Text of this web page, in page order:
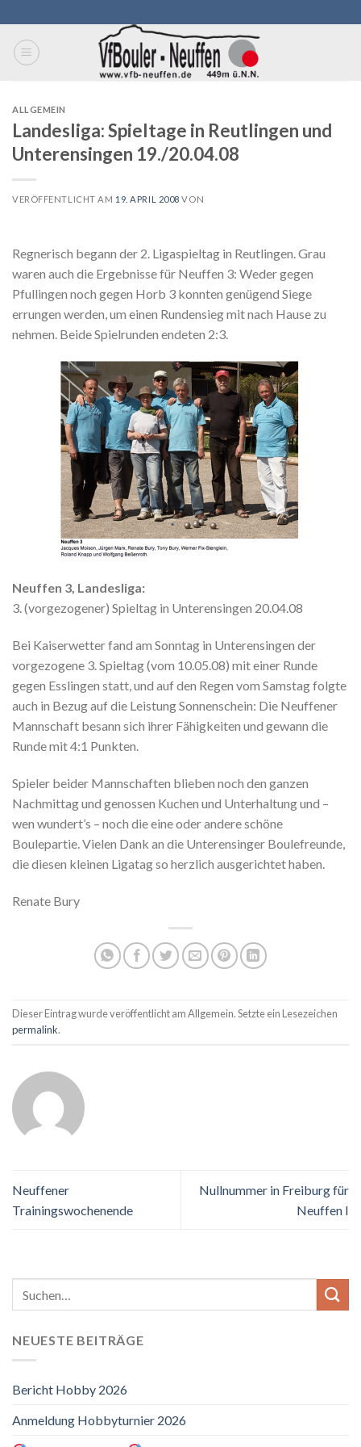
to
content
ALLGEMEIN
Landesliga: Spieltage in Reutlingen und
Unterensingen 19./20.04.08
VERÖFFENTLICHT AM 19. APRIL 2008 VON
Regnerisch begann der 2. Ligaspieltag in Reutlingen. Grau
waren auch die Ergebnisse für Neuffen 3: Weder gegen
Pfullingen noch gegen Horb 3 konnten genügend Siege
errungen werden, um einen Rundensieg mit nach Hause zu
nehmen. Beide Spielrunden endeten 2:3.
Neuffen 3, Landesliga:
3. (vorgezogener) Spieltag in Unterensingen 20.04.08
Bei Kaiserwetter fand am Sonntag in Unterensingen der
vorgezogene 3. Spieltag (vom 10.05.08) mit einer Runde
gegen Esslingen statt, und auf den Regen vom Samstag folgte
auch in Bezug auf die Leistung Sonnenschein: Die Neuffener
Mannschaft besann sich ihrer Fähigkeiten und gewann die
Runde mit 4:1 Punkten.
Spieler beider Mannschaften blieben noch den ganzen
Nachmittag und genossen Kuchen und Unterhaltung und –
wen wundert’s – noch die eine oder andere schöne
Boulepartie. Vielen Dank an die Unterensinger Boulefreunde,
die diesen kleinen Ligatag so herzlich ausgerichtet haben.
Renate Bury
Dieser Eintrag wurde veröffentlicht am Allgemein. Setzte ein Lesezeichen
permalink.
Neuffener
Trainingswochenende
Nullnummer in Freiburg für
Neuffen I
NEUESTE BEITRÄGE
Bericht Hobby 2026
Anmeldung Hobbyturnier 2026